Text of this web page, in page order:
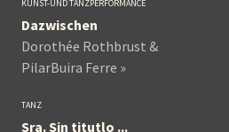
KUNST-UND TANZPERFORMANCE
Dazwischen
Dorothée Rothbrust &
PilarBuira Ferre »
TANZ
Sra. Sin titutlo ...